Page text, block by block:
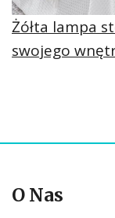
Żółta lampa
swojego
O Nas